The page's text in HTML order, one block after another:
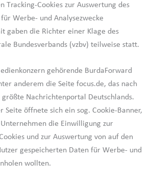
Tracking-Cookies zur Auswertung des
Werbe- und Analysezwecke
gaben die Richter einer Klage des
Bundesverbands (vzbv) teilweise statt.
gehörende BurdaForward
anderem die Seite focus.de, das nach
größte Nachrichtenportal Deutschlands.
Seite öffnete sich ein sog. Cookie-Banner,
die Einwilligung zur
und zur Auswertung von auf den
gespeicherten Daten für Werbe- und
wollten.